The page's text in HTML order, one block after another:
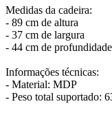
Medidas da cadeira:
- 89 cm de altura
- 37 cm de largura
- 44 cm de profundidade
Informações técnicas:
- Material: MDP
- Peso total suportado: